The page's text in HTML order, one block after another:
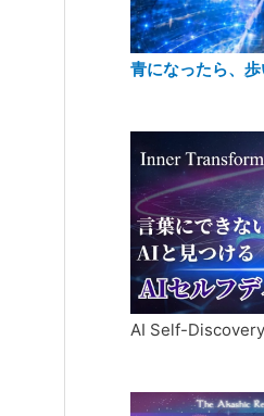
青になったら、
AI Self-